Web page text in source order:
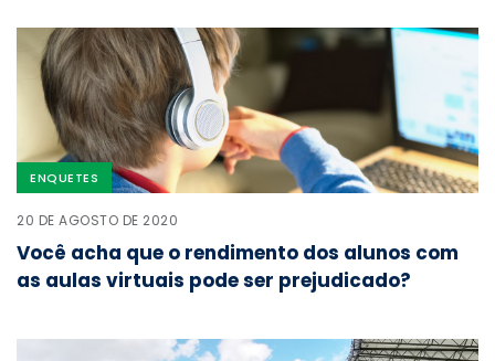
ENQUETES
20 DE AGOSTO DE 2020
Você acha que o rendimento dos alunos com
as aulas virtuais pode ser prejudicado?